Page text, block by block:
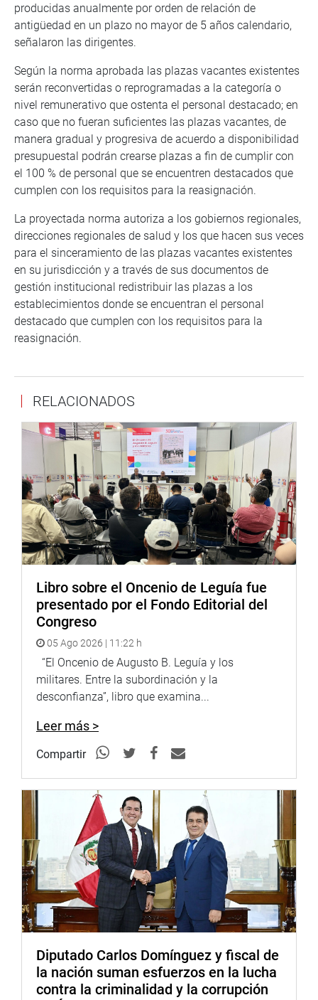
producidas anualmente por orden de relación de
antigüedad en un plazo no mayor de 5 años calendario,
señalaron las dirigentes.
Según la norma aprobada las plazas vacantes existentes
serán reconvertidas o reprogramadas a la categoría o
nivel remunerativo que ostenta el personal destacado; en
caso que no fueran suficientes las plazas vacantes, de
manera gradual y progresiva de acuerdo a disponibilidad
presupuestal podrán crearse plazas a fin de cumplir con
el 100 % de personal que se encuentren destacados que
cumplen con los requisitos para la reasignación.
La proyectada norma autoriza a los gobiernos regionales,
direcciones regionales de salud y los que hacen sus veces
para el sinceramiento de las plazas vacantes existentes
en su jurisdicción y a través de sus documentos de
gestión institucional redistribuir las plazas a los
establecimientos donde se encuentran el personal
destacado que cumplen con los requisitos para la
reasignación.
RELACIONADOS
Libro sobre el Oncenio de Leguía fue
presentado por el Fondo Editorial del
Congreso
05 Ago 2026 | 11:22 h
“El Oncenio de Augusto B. Leguía y los
militares. Entre la subordinación y la
desconfianza”, libro que examina...
Leer más >
Compartir
Diputado Carlos Domínguez y fiscal de
la nación suman esfuerzos en la lucha
contra la criminalidad y la corrupción